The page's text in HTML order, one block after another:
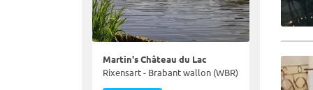
Martin's Château du Lac
Rixensart - Brabant wallon (WBR)